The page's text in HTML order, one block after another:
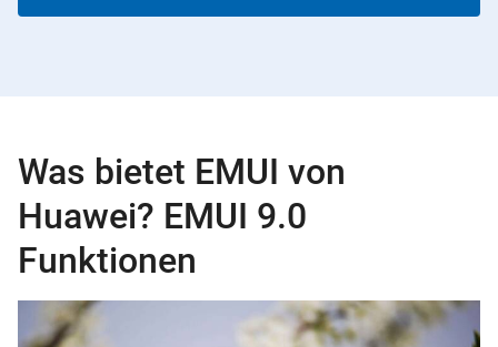
Was bietet EMUI von
Huawei? EMUI 9.0
Funktionen